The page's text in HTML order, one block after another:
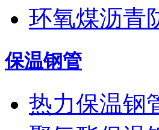
环氧煤沥青
保温钢管
热力保温钢